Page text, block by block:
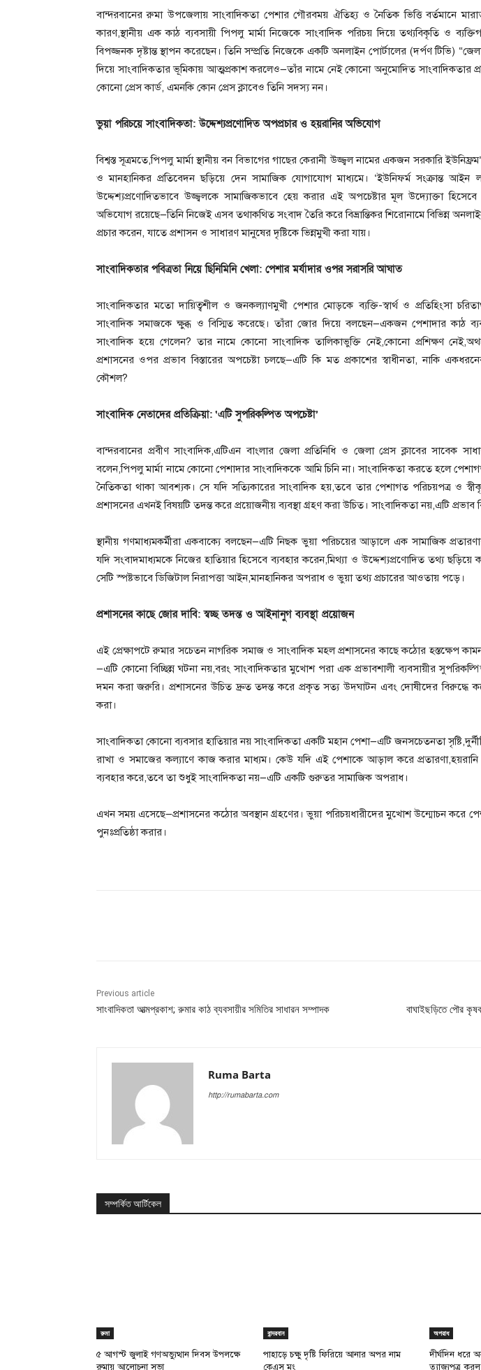
বান্দরবানের রুমা উপজেলায় সাংবাদিকতা পেশার গৌরবময় ঐতিহ্য ও নৈতিক ভিত্তি বর্তমানে
কারণ,স্থানীয় এক কাঠ ব্যবসায়ী পিপলু মার্মা নিজেকে সাংবাদিক পরিচয় দিয়ে তথ্যবিকৃতি ও
বিপজ্জনক দৃষ্টান্ত স্থাপন করেছেন। তিনি সম্প্রতি নিজেকে একটি অনলাইন পোর্টালের (দর্পণ টিভি)
দিয়ে সাংবাদিকতার ভূমিকায় আত্মপ্রকাশ করলেও—তাঁর নামে নেই কোনো অনুমোদিত সাংবাদিকতার
কোনো প্রেস কার্ড, এমনকি কোন প্রেস ক্লাবেও তিনি সদস্য নন।
ভুয়া পরিচয়ে সাংবাদিকতা: উদ্দেশ্যপ্রণোদিত অপপ্রচার ও হয়রানির অভিযোগ
বিশ্বস্ত সূত্রমতে,পিপলু মার্মা স্থানীয় বন বিভাগের গাছের কেরানী উজ্জ্বল নামের একজন সরকারি
ও মানহানিকর প্রতিবেদন ছড়িয়ে দেন সামাজিক যোগাযোগ মাধ্যমে। ‘ইউনিফর্ম সংক্রান্ত
উদ্দেশ্যপ্রণোদিতভাবে উজ্জ্বলকে সামাজিকভাবে হেয় করার এই অপচেষ্টার মূল উদ্যোক্তা
অভিযোগ রয়েছে—তিনি নিজেই এসব তথাকথিত সংবাদ তৈরি করে বিভ্রান্তিকর শিরোনামে বিভিন্ন
প্রচার করেন, যাতে প্রশাসন ও সাধারণ মানুষের দৃষ্টিকে ভিন্নমুখী করা যায়।
সাংবাদিকতার পবিত্রতা নিয়ে ছিনিমিনি খেলা: পেশার মর্যাদার ওপর সরাসরি আঘাত
সাংবাদিকতার মতো দায়িত্বশীল ও জনকল্যাণমুখী পেশার মোড়কে ব্যক্তি-স্বার্থ ও প্রতিহিংসা
সাংবাদিক সমাজকে ক্ষুব্ধ ও বিস্মিত করেছে। তাঁরা জোর দিয়ে বলছেন—একজন পেশাদার কাঠ
সাংবাদিক হয়ে গেলেন? তার নামে কোনো সাংবাদিক তালিকাভুক্তি নেই,কোনো প্রশিক্ষণ
প্রশাসনের ওপর প্রভাব বিস্তারের অপচেষ্টা চলছে—এটি কি মত প্রকাশের স্বাধীনতা, নাকি
কৌশল?
সাংবাদিক নেতাদের প্রতিক্রিয়া: ‘এটি সুপরিকল্পিত অপচেষ্টা’
বান্দরবানের প্রবীণ সাংবাদিক,এটিএন বাংলার জেলা প্রতিনিধি ও জেলা প্রেস ক্লাবের সাবেক
বলেন,পিপলু মার্মা নামে কোনো পেশাদার সাংবাদিককে আমি চিনি না। সাংবাদিকতা করতে হলে
নৈতিকতা থাকা আবশ্যক। সে যদি সত্যিকারের সাংবাদিক হয়,তবে তার পেশাগত পরিচয়পত্র ও
প্রশাসনের এখনই বিষয়টি তদন্ত করে প্রয়োজনীয় ব্যবস্থা গ্রহণ করা উচিত। সাংবাদিকতা নয়,এটি প্রভাব
স্থানীয় গণমাধ্যমকর্মীরা একবাক্যে বলছেন—এটি নিছক ভুয়া পরিচয়ের আড়ালে এক সামাজিক
যদি সংবাদমাধ্যমকে নিজের হাতিয়ার হিসেবে ব্যবহার করেন,মিথ্যা ও উদ্দেশ্যপ্রণোদিত তথ্য ছড়িয়ে
সেটি স্পষ্টভাবে ডিজিটাল নিরাপত্তা আইন,মানহানিকর অপরাধ ও ভুয়া তথ্য প্রচারের আওতায় পড়ে।
প্রশাসনের কাছে জোর দাবি: স্বচ্ছ তদন্ত ও আইনানুগ ব্যবস্থা প্রয়োজন
এই প্রেক্ষাপটে রুমার সচেতন নাগরিক সমাজ ও সাংবাদিক মহল প্রশাসনের কাছে কঠোর হস্তক্ষেপ
—এটি কোনো বিচ্ছিন্ন ঘটনা নয়,বরং সাংবাদিকতার মুখোশ পরা এক প্রভাবশালী ব্যবসায়ীর
দমন করা জরুরি। প্রশাসনের উচিত দ্রুত তদন্ত করে প্রকৃত সত্য উদ্ঘাটন এবং দোষীদের বিরুদ্ধে
করা।
সাংবাদিকতা কোনো ব্যবসার হাতিয়ার নয় সাংবাদিকতা একটি মহান পেশা—এটি জনসচেতনতা
রাখা ও সমাজের কল্যাণে কাজ করার মাধ্যম। কেউ যদি এই পেশাকে আড়াল করে প্রতারণা,হয়রানি ও
ব্যবহার করে,তবে তা শুধুই সাংবাদিকতা নয়—এটি একটি গুরুতর সামাজিক অপরাধ।
এখন সময় এসেছে—প্রশাসনের কঠোর অবস্থান গ্রহণের। ভুয়া পরিচয়ধারীদের মুখোশ উন্মোচন করে
পুনঃপ্রতিষ্ঠা করার।
Previous article
সাংবাদিকতা আত্মপ্রকাশ; রুমার কাঠ ব্যবসায়ীর সমিতির সাধারন সম্পাদক বাঘাইছড়িতে পৌর
Ruma Barta
http://rumabarta.com
সম্পর্কিত আর্টিকেল
রুমা
৫ আগস্ট জুলাই গণঅভ্যুত্থান দিবস উপলক্ষে
রুমায় আলোচনা সভা
বান্দরবান
পাহাড়ে চক্ষু দৃষ্টি ফিরিয়ে আনার অপর নাম
কেএস মং
অপরাধ
দীর্ঘদিন ধরে
ত্যাজ্যপুত্র